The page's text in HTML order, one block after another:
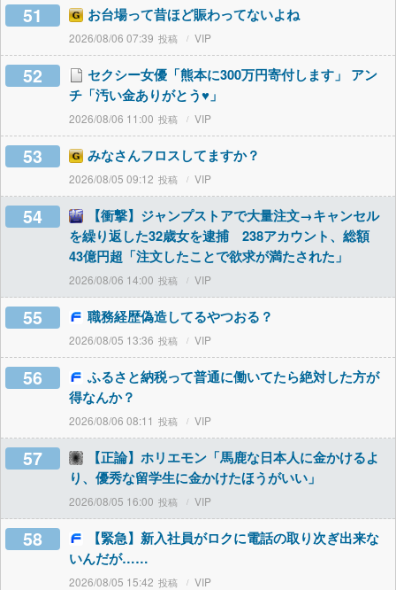
51 お台場って昔ほど賑わってないよね
2026/08/06 07:39 VIP
52
セクシー女優「熊本に300万円寄付します」 アン
チ「汚い金ありがとう♥」
2026/08/06 11:00 VIP
53 みなさんフロスしてますか？
2026/08/05 09:12 VIP
54
【衝撃】ジャンプストアで大量注文→キャンセル
を繰り返した32歳女を逮捕 238アカウント、総額
43億円超「注文したことで欲求が満たされた」
2026/08/06 14:00 VIP
55 職務経歴偽造してるやつおる？
2026/08/05 13:36 VIP
56
ふるさと納税って普通に働いてたら絶対した方が
得なんか？
2026/08/06 08:11 VIP
57
【正論】ホリエモン「馬鹿な日本人に金かけるよ
り、優秀な留学生に金かけたほうがいい」
2026/08/05 16:00 VIP
58
【緊急】新入社員がロクに電話の取り次ぎ出来な
いんだが……
2026/08/05 15:42 VIP